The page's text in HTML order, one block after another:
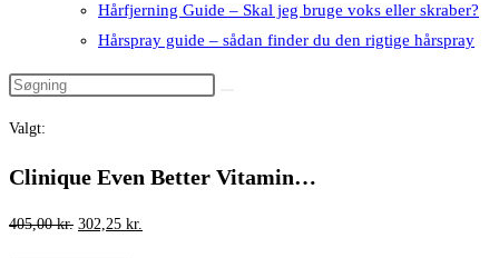
Hårfjerning Guide – Skal jeg bruge voks eller skraber?
Hårspray guide – sådan finder du den rigtige hårspray
Valgt:
Clinique Even Better Vitamin…
405,00kr. Den
302,25 kr.